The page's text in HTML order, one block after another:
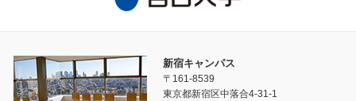
新宿キャンパス
〒161-8539
東京都新宿区中落合4-31-1